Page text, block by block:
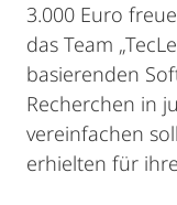
3.000 Euro
das Team
basierenden
Recherchen in
vereinfachen
erhielten für